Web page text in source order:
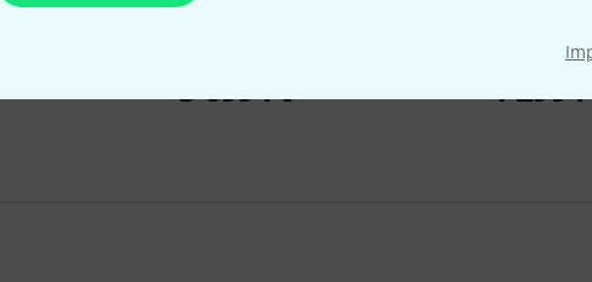
3 699 Ft
Adam Hall
1 299